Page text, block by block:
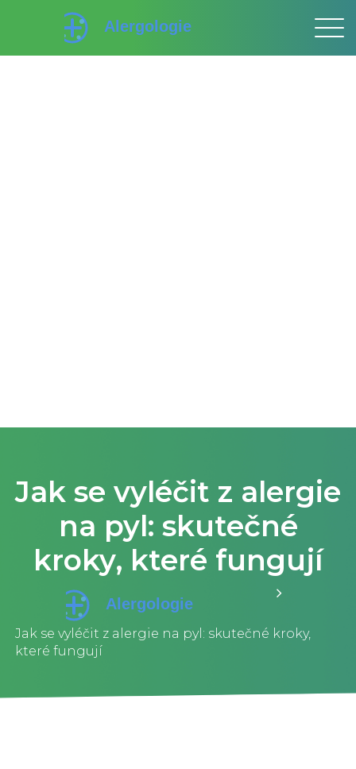
Jak se vyléčit z alergie
na pyl: skutečné
kroky, které fungují
Jak se vyléčit z alergie na pyl: skutečné kroky,
které fungují